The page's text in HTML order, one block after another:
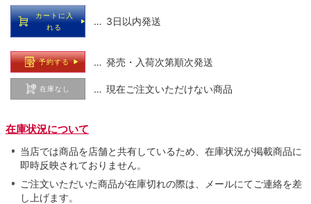
カートに入
れる
… 3日以内発送
予約する … 発売・入荷次第順次発送
在庫なし … 現在ご注文いただけない商品
在庫状況について
当店では商品を店舗と共有しているため、在庫状況が掲載商品に
即時反映されておりません。
ご注文いただいた商品が在庫切れの際は、メールにてご連絡を差
し上げます。